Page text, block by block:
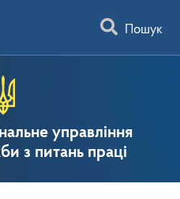
Пошук
управління
з питань праці